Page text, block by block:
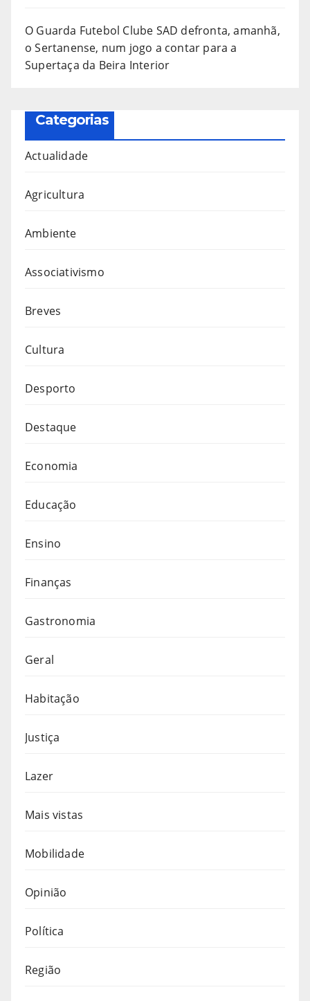
O Guarda Futebol Clube SAD defronta, amanhã,
o Sertanense, num jogo a contar para a
Supertaça da Beira Interior
Categorias
Actualidade
Agricultura
Ambiente
Associativismo
Breves
Cultura
Desporto
Destaque
Economia
Educação
Ensino
Finanças
Gastronomia
Geral
Habitação
Justiça
Lazer
Mais vistas
Mobilidade
Opinião
Política
Região